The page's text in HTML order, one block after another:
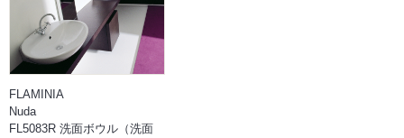
FLAMINIA
Nuda
FL5083R 洗面ボウル（洗面